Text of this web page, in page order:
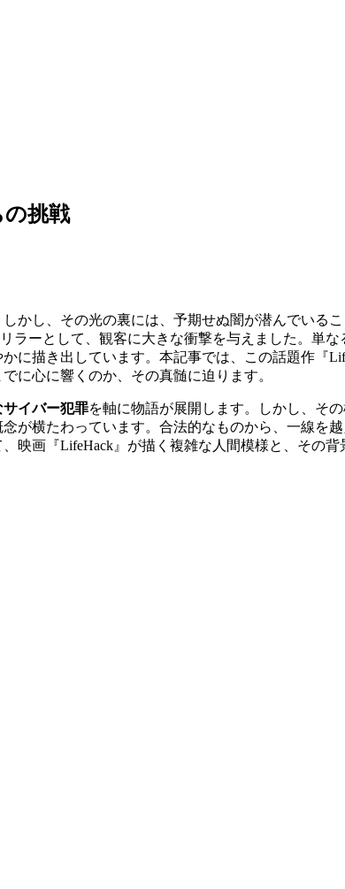
の挑戦
し、その光の裏には、予期せぬ闇が潜んでいる
ラーとして、観客に大きな衝撃を与えました。単
かに描き出しています。本記事では、この話題作『
に心に響くのか、その真髄に迫ります。
サイバー犯罪を軸に物語が展開します。しかし、そ
が横たわっています。合法的なものから、一線を越
映画『LifeHack』が描く複雑な人間模様と、その